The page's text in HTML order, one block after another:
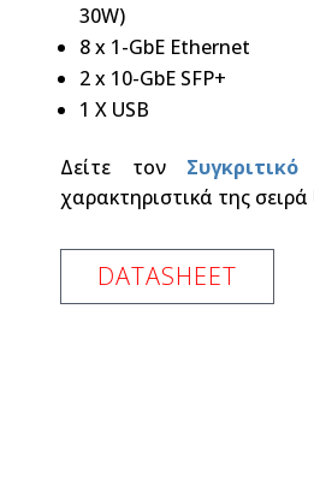
30W)
8 x 1-GbE Ethernet
2 x 10-GbE SFP+
1 X USB
Δείτε τον
χαρακτηριστικά της σειρά
DATASHEET